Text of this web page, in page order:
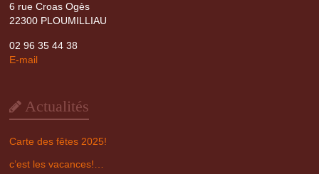
6 rue Croas Ogès
22300 PLOUMILLIAU
02 96 35 44 38
E-mail
Actualités
Carte des fêtes 2025!
c’est les vacances!…